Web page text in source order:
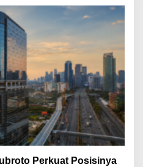
Perkuat Posisinya